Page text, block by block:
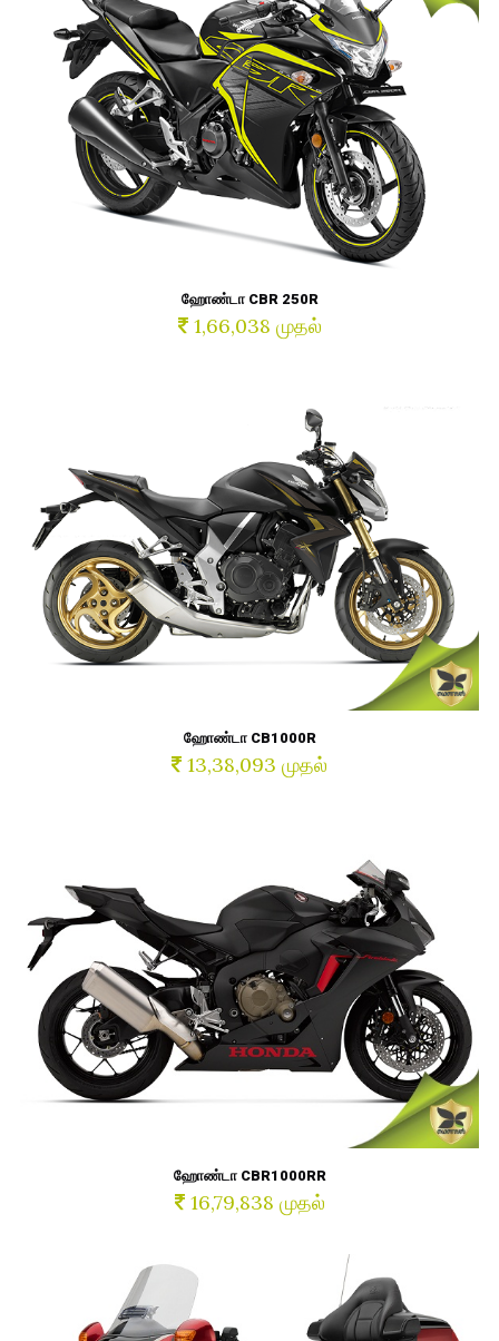
ஹோண்டா CBR 250R
1,66,038 முதல்
ஹோண்டா CB1000R
13,38,093 முதல்
ஹோண்டா CBR1000RR
16,79,838 முதல்